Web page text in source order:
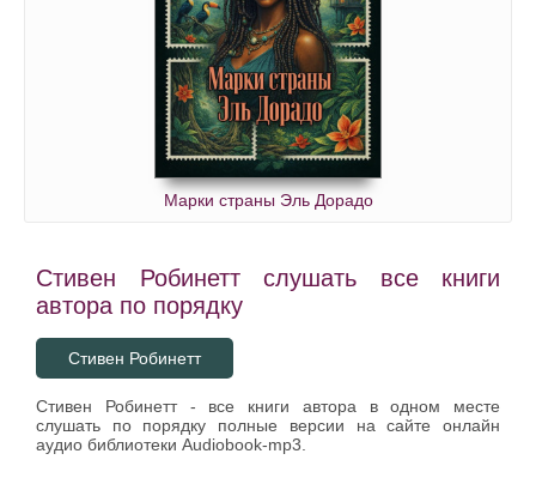
Марки страны Эль Дорадо
Стивен Робинетт слушать все книги
автора по порядку
Стивен Робинетт
Стивен Робинетт - все книги автора в одном месте
слушать по порядку полные версии на сайте онлайн
аудио библиотеки Audiobook-mp3.